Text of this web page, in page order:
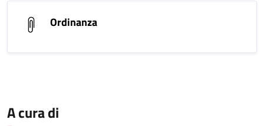
Ordinanza
A cura di